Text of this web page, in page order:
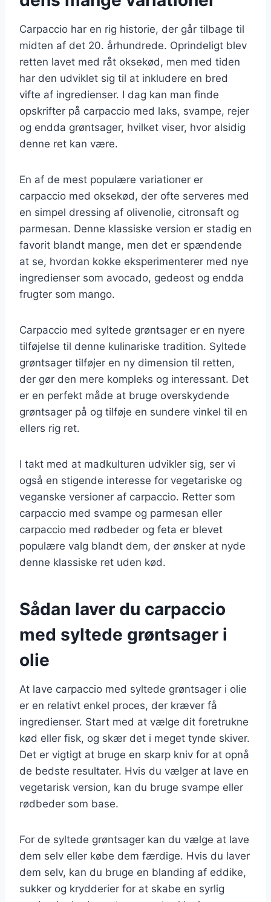
Carpaccio har en rig historie, der går tilbage til
midten af det 20. århundrede. Oprindeligt blev
retten lavet med råt oksekød, men med tiden
har den udviklet sig til at inkludere en bred
vifte af ingredienser. I dag kan man finde
opskrifter på carpaccio med laks, svampe, rejer
og endda grøntsager, hvilket viser, hvor alsidig
denne ret kan være.
En af de mest populære variationer er
carpaccio med oksekød, der ofte serveres med
en simpel dressing af olivenolie, citronsaft og
parmesan. Denne klassiske version er stadig en
favorit blandt mange, men det er spændende
at se, hvordan kokke eksperimenterer med nye
ingredienser som avocado, gedeost og endda
frugter som mango.
Carpaccio med syltede grøntsager er en nyere
tilføjelse til denne kulinariske tradition. Syltede
grøntsager tilføjer en ny dimension til retten,
der gør den mere kompleks og interessant. Det
er en perfekt måde at bruge overskydende
grøntsager på og tilføje en sundere vinkel til en
ellers rig ret.
I takt med at madkulturen udvikler sig, ser vi
også en stigende interesse for vegetariske og
veganske versioner af carpaccio. Retter som
carpaccio med svampe og parmesan eller
carpaccio med rødbeder og feta er blevet
populære valg blandt dem, der ønsker at nyde
denne klassiske ret uden kød.
Sådan laver du carpaccio
med syltede grøntsager i
olie
At lave carpaccio med syltede grøntsager i olie
er en relativt enkel proces, der kræver få
ingredienser. Start med at vælge dit foretrukne
kød eller fisk, og skær det i meget tynde skiver.
Det er vigtigt at bruge en skarp kniv for at opnå
de bedste resultater. Hvis du vælger at lave en
vegetarisk version, kan du bruge svampe eller
rødbeder som base.
For de syltede grøntsager kan du vælge at lave
dem selv eller købe dem færdige. Hvis du laver
dem selv, kan du bruge en blanding af eddike,
sukker og krydderier for at skabe en syrlig